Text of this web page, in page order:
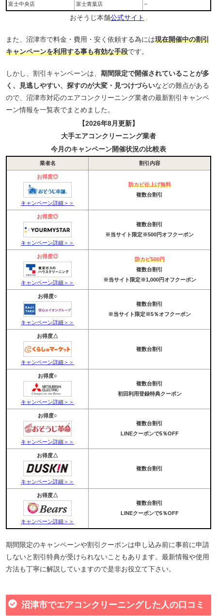
富士中央店 富士青葉店 –
おそうじ本舗公式サイト
また、沼津市で料金・費用・安く依頼する為には現在開催中の割引
キャンペーンを利用する事も有効な手段です。
しかし、割引キャンペーンは、 期間限定で開催されていることが多
く、見逃しやすい、探すのが大変・見つけづらいなどの難点がある
ので、沼津市対応のエアコンクリーニング業者の最新割引キャンペ
ーン情報を一覧表でまとめました。
【2026年8月更新】
大手エアコンクリーニング業者
今月のキャンペーン開催状況の比較表
業者名 割引内容
お得度◎
キャンペーン詳細＞＞
防カビ仕上げ無料
複数台割引
お得度◎
キャンペーン詳細＞＞
複数台割引
※当サイト限定※500円オフクーポン
お得度◎
キャンペーン詳細＞＞
防カビ500円
複数台割引
※当サイト限定※1,000円オフクーポン
お得度○
キャンペーン詳細＞＞
複数台割引
※当サイト限定※5％オフクーポン
お得度△
キャンペーン詳細＞＞
複数台割引
お得度○
キャンペーン詳細＞＞
複数台割引
初回利用登録特典クーポン
お得度○
キャンペーン詳細＞＞
複数台割引
LINEクーポンで5％OFF
お得度△
キャンペーン詳細＞＞
複数台割引
お得度△
キャンペーン詳細＞＞
複数台割引
LINEクーポンで5％OFF
期間限定のキャンペーンや割引クーポンは申し込み前に事前に申請
しないと割引特典が受けられないこともあります。最新情報や使用
方法も丁寧に解説していますので是非お役立て下さい。
沼津市でエアコンクリーニングした人の口コミ